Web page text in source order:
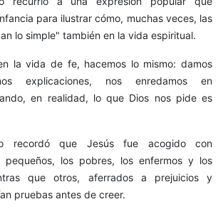
para ilustrar cómo, muchas veces, las
lo simple" también en la vida espiritual.
la vida de fe, hacemos lo mismo: damos
explicaciones, nos enredamos en
en realidad, lo que Dios nos pide es
recordó que Jesús fue acogido con
pequeños, los pobres, los enfermos y los
que otros, aferrados a prejuicios y
pruebas antes de creer.